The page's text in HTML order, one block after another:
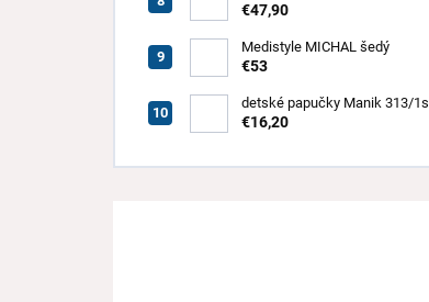
športová obuv
€47,90
Medistyle MICHAL šedý
€53
detské papučky Manik 313/1s
€16,20